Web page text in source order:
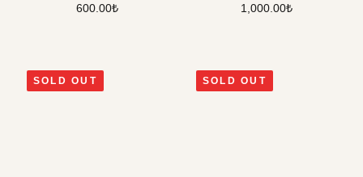
600.00₺ 1,000.00₺
SOLD OUT SOLD OUT